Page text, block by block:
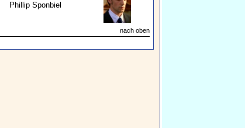
Phillip Sponbiel
nach oben